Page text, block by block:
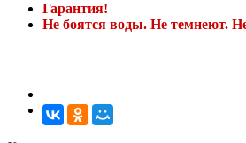
Гарантия!
Не боятся воды. Не темнеют.